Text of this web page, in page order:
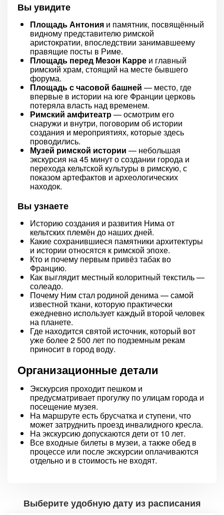
Вы увидите
Площадь Антония и памятник, посвящённый
видному представителю римской
аристократии, впоследствии занимавшеему
правящие посты в Риме.
Площадь перед Мезон Карре и главный
римский храм, стоящий на месте бывшего
форума.
Площадь с часовой башней — место, где
впервые в истории на юге Франции церковь
потеряла власть над временем.
Римский амфитеатр— осмотрим его
снаружи и внутри, поговорим об истории
создания и мероприятиях, которые здесь
проводились.
Музей римской истории — небольшая
экскурсия на 45 минут о создании города и
перехода кельтской культуры в римскую, с
показом артефактов и археологических
находок.
Вы узнаете
Историю создания и развития Нима от
кельтских племён до наших дней.
Какие сохранившиеся памятники архитектуры
и истории относятся к римской эпохе.
Кто и почему первым привёз табак во
Францию.
Как выглядит местный колоритный текстиль —
солеадо.
Почему Ним стал родиной денима — самой
известной ткани, которую практически
ежедневно использует каждый второй человек
на планете.
Где находится святой источник, который вот
уже более 2 500 лет по подземным рекам
приносит в город воду.
Организационные детали
Экскурсия проходит пешком и
предусматривает прогулку по улицам города и
посещение музея.
На маршруте есть брусчатка и ступени, что
может затруднить проезд инвалидного кресла.
На экскурсию допускаются дети от 10 лет.
Все входные билеты в музеи, а также обед в
процессе или после экскурсии оплачиваются
отдельно и в стоимость не входят.
Выберите удобную дату из расписания